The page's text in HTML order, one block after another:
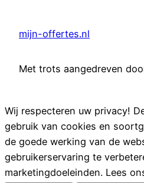
mijn-offertes.nl
Met trots aangedreven
Wij respecteren uw privacy!
gebruik van cookies en
de goede werking van de
gebruikerservaring te
marketingdoeleinden. Lees